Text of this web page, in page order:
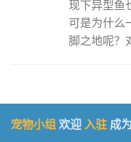
现下异型鱼
可是为什么
脚之地呢？
宠物小组 欢迎 入驻 成